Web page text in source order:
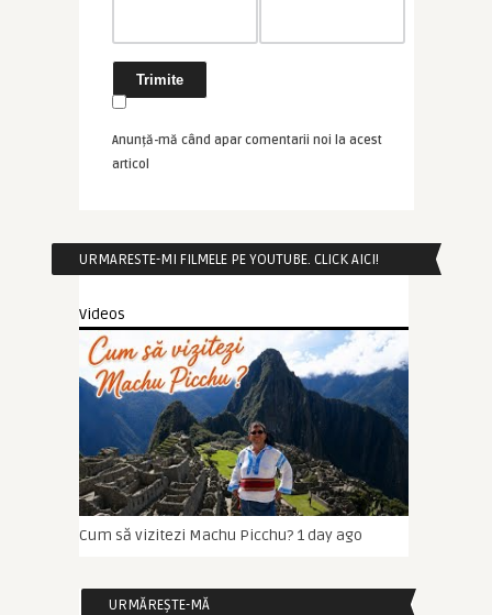
Anunță-mă când apar comentarii noi la acest
articol
URMARESTE-MI FILMELE PE YOUTUBE. CLICK AICI!
Videos
Cum să vizitezi Machu Picchu? 1 day ago
URMĂREȘTE-MĂ